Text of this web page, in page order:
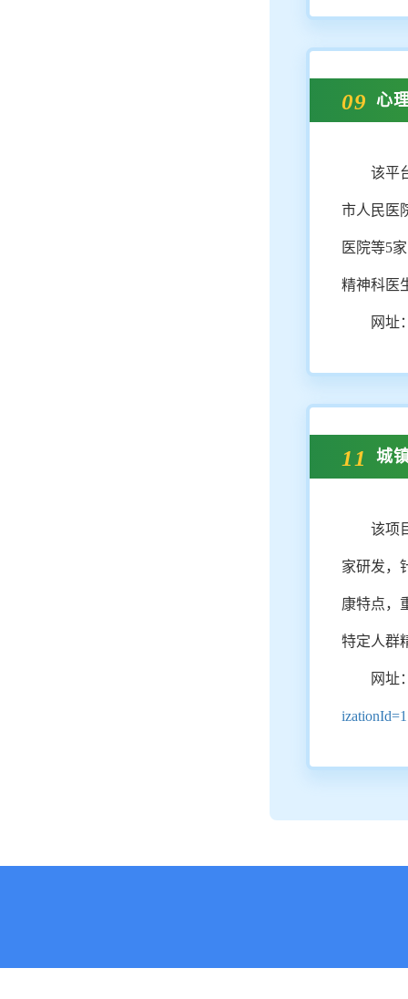
09 心
该平
市人民医
医院等5
精神科医
网址
11 城
该项
家研发，
康特点，
特定人群
网址